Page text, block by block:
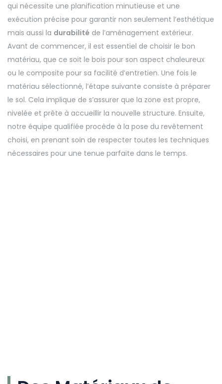
qui nécessite une planification minutieuse et une
exécution précise pour garantir non seulement l’esthétique
mais aussi la durabilité de l’aménagement extérieur.
Avant de commencer, il est essentiel de choisir le bon
matériau, que ce soit le bois pour son aspect chaleureux
ou le composite pour sa facilité d’entretien. Une fois le
matériau sélectionné, l’étape suivante consiste à préparer
le sol. Cela implique de s’assurer que la zone est propre,
nivelée et prête à accueillir la nouvelle structure. Ensuite,
notre équipe qualifiée procède à la pose du revêtement
choisi, en prenant soin de respecter toutes les techniques
nécessaires pour une tenue parfaite dans le temps.